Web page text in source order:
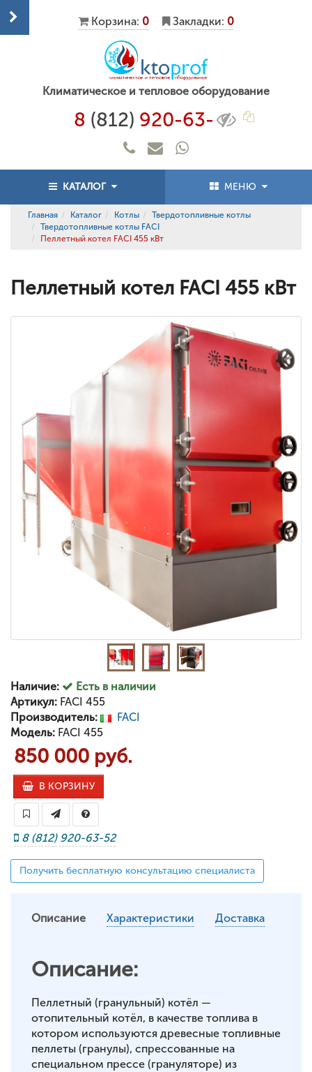
Корзина: 0 Закладки: 0
Климатическое и тепловое оборудование
8 (812) 920-63-
КАТАЛОГ МЕНЮ
Главная Каталог Котлы
Твердотопливные котлы
Твердотопливные котлы FACI
Пеллетный котел FACI 455 кВт
Пеллетный котел FACI 455 кВт
Наличие:
Есть в наличии
Артикул: FACI 455
Производитель:
FACI
Модель: FACI 455
850 000 руб.
В КОРЗИНУ
8 (812) 920-63-52
Получить бесплатную консультацию специалиста
Описание Характеристики Доставка
Описание:
Пеллетный (гранульный) котёл —
отопительный котёл, в качестве топлива в
котором используются древесные топливные
пеллеты (гранулы), спрессованные на
специальном прессе (грануляторе) из